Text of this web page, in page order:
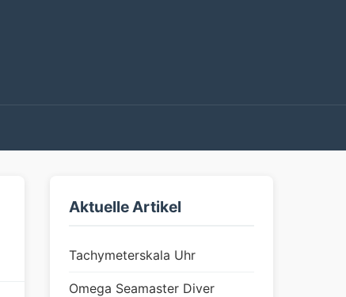
Aktuelle Artikel
Tachymeterskala Uhr
Omega Seamaster Diver